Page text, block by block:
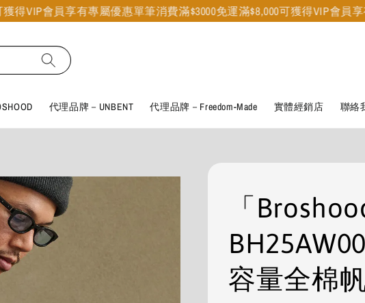
員享有專屬優惠單筆消費滿$3000免運滿$8,000可獲得VIP會員享有專屬優
代理品牌－UNBENT 代理品牌－Freedom-Made 實體經銷店 聯絡
「
容量全棉